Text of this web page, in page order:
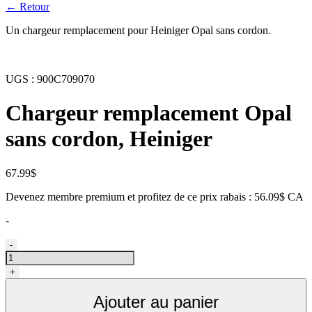
← Retour
Un chargeur remplacement pour Heiniger Opal sans cordon.
UGS : 900C709070
Chargeur remplacement Opal
sans cordon, Heiniger
67.99$
Devenez membre premium et profitez de ce prix rabais : 56.09$ CA
-
quantité
de
Chargeur
de
-
+
Ajouter au panier